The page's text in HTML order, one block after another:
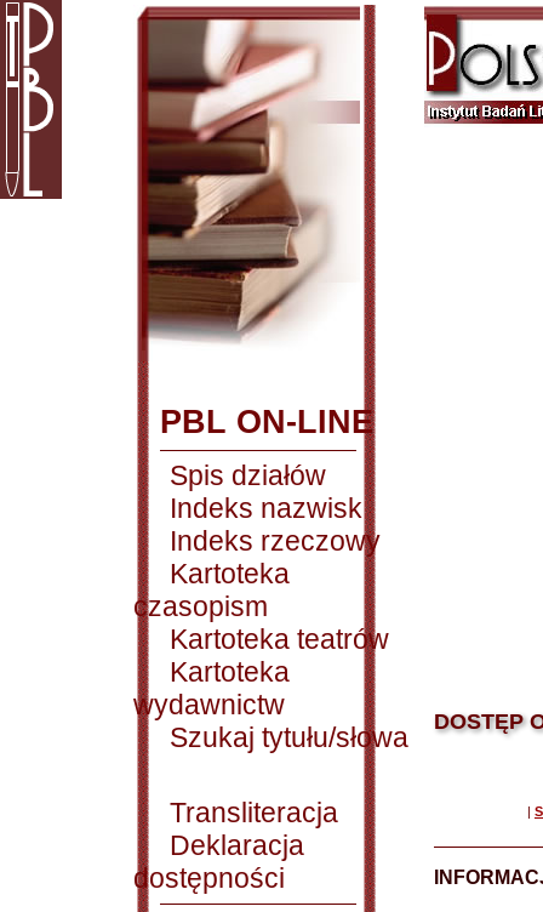
PBL ON-LINE
Spis działów
Indeks nazwisk
Indeks rzeczowy
Kartoteka
czasopism
Kartoteka teatrów
Kartoteka
wydawnictw
Szukaj tytułu/słowa
Transliteracja
Deklaracja
dostępności
DOSTĘP
|